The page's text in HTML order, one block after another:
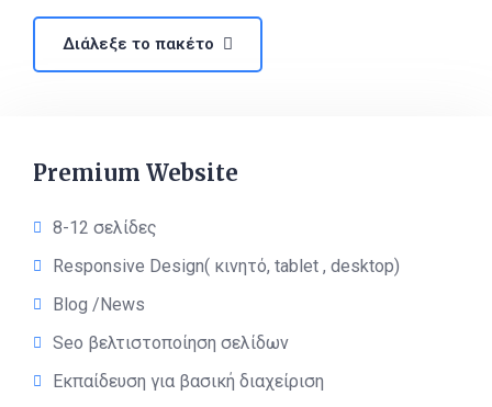
Διάλεξε το πακέτο
Premium Website
8-12 σελίδες
Responsive Design( κινητό, tablet , desktop)
Blog /News
Seo βελτιστοποίηση σελίδων
Εκπαίδευση για βασική διαχείριση